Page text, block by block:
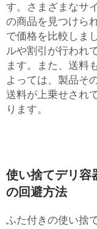
す。さまざまなサ
の商品を見つけら
で価格を比較しま
ルや割引が行われ
ます。また、送料
よっては、製品そ
送料が上乗せされ
ります。
使い捨てデリ容
の回避方法
ふた付きの使い捨